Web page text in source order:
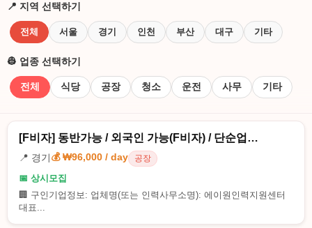
📍 지역 선택하기
전체 서울 경기 인천 부산 대구 기타
👷 업종 선택하기
전체 식당 공장 청소 운전 사무 기타
[F비자] 동반가능 / 외국인 가능(F비자) / 단순업…
📍 경기💰 ₩96,000 / day 공장
📅 상시모집
🏢 구인기업정보: 업체명(또는 인력사무소명): 에이원인력지원센터
대표...